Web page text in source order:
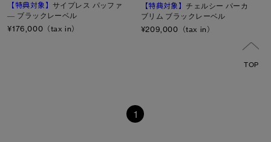
【特典対象】サイプレス パッファ
― ブラックレーベル
¥176,000（tax in）
【特典対象】チェルシー パーカ
ブリム ブラックレーベル
¥209,000（tax in）
TOP
1